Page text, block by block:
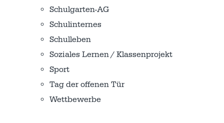
Schulgarten-AG
Schulinternes
Schulleben
Soziales Lernen / Klassenprojekt
Sport
Tag der offenen Tür
Wettbewerbe